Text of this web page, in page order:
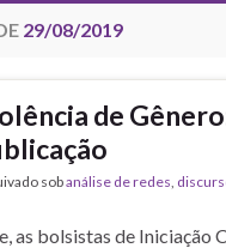
29/08/2019
de
sobanálise de redes
as bolsistas de Iniciação